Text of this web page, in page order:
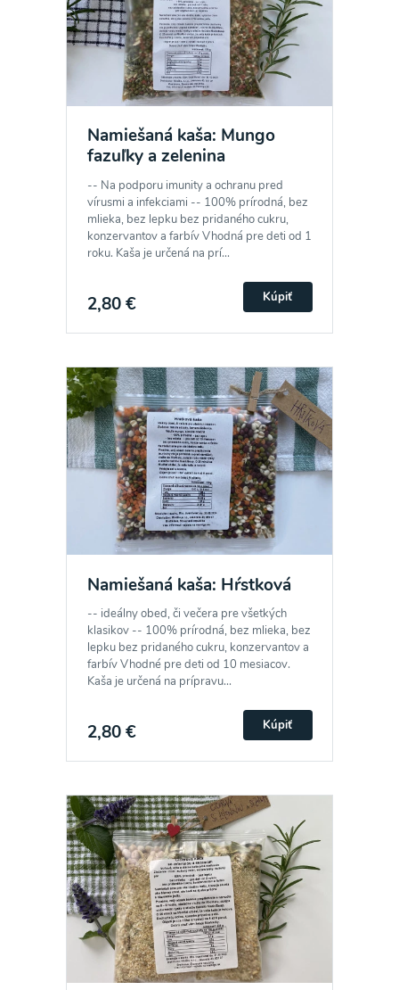
Namiešaná kaša: Mungo
fazuľky a zelenina
-- Na podporu imunity a ochranu pred
vírusmi a infekciami -- 100% prírodná, bez
mlieka, bez lepku bez pridaného cukru,
konzervantov a farbív Vhodná pre deti od 1
roku. Kaša je určená na prí...
2,80 € Kúpiť
Namiešaná kaša: Hŕstková
-- ideálny obed, či večera pre všetkých
klasikov -- 100% prírodná, bez mlieka, bez
lepku bez pridaného cukru, konzervantov a
farbív Vhodné pre deti od 10 mesiacov.
Kaša je určená na prípravu...
2,80 € Kúpiť
Odber noviniek a akcií
Odoslaním registrácie na Newsletter súhlasím so
spracovaním osobných údajov pre účely
zasielania newsletteru a potvrdzujem, že som si
prečítal(a)
informácie o Ochrane osobných
Súhlasím